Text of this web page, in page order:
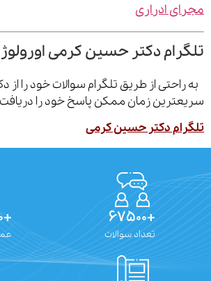
ادراری
دکتر حسین کرمی
از طریق تلگرام سوالات خود را از دکتر
زمان ممکن پاسخ خود را دریافت کنید.
دکتر حسین کرمی
تعداد سوالات عمل